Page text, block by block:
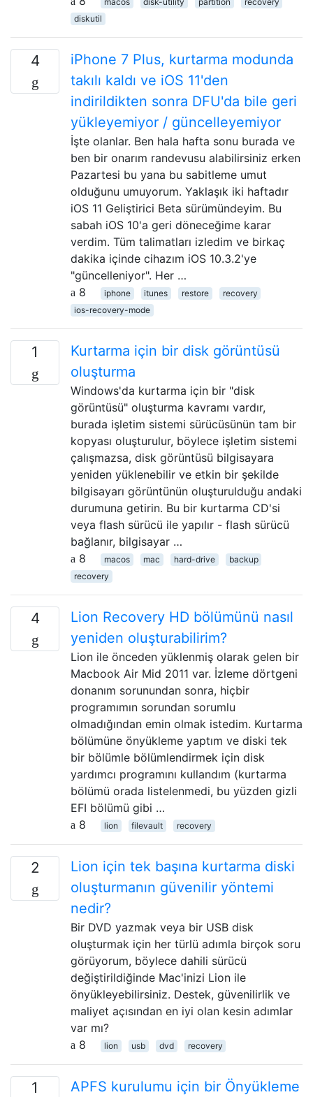
diskutil
4
iPhone 7 Plus, kurtarma modunda
takılı kaldı ve iOS 11'den
indirildikten sonra DFU'da bile geri
yükleyemiyor / güncelleyemiyor
İşte olanlar. Ben hala hafta sonu burada ve
ben bir onarım randevusu alabilirsiniz erken
Pazartesi bu yana bu sabitleme umut
olduğunu umuyorum. Yaklaşık iki haftadır
iOS 11 Geliştirici Beta sürümündeyim. Bu
sabah iOS 10'a geri döneceğime karar
verdim. Tüm talimatları izledim ve birkaç
dakika içinde cihazım iOS 10.3.2'ye
"güncelleniyor". Her …
8
iphone itunes restore
recovery
ios-recovery-mode
1
Kurtarma için bir disk görüntüsü
oluşturma
Windows'da kurtarma için bir "disk
görüntüsü" oluşturma kavramı vardır,
burada işletim sistemi sürücüsünün tam bir
kopyası oluşturulur, böylece işletim sistemi
çalışmazsa, disk görüntüsü bilgisayara
yeniden yüklenebilir ve etkin bir şekilde
bilgisayarı görüntünün oluşturulduğu andaki
durumuna getirin. Bu bir kurtarma CD'si
veya flash sürücü ile yapılır - flash sürücü
bağlanır, bilgisayar …
8
macos mac hard-drive
backup
recovery
4
Lion Recovery HD bölümünü nasıl
yeniden oluşturabilirim?
Lion ile önceden yüklenmiş olarak gelen bir
Macbook Air Mid 2011 var. İzleme dörtgeni
donanım sorunundan sonra, hiçbir
programımın sorundan sorumlu
olmadığından emin olmak istedim. Kurtarma
bölümüne önyükleme yaptım ve diski tek
bir bölümle bölümlendirmek için disk
yardımcı programını kullandım (kurtarma
bölümü orada listelenmedi, bu yüzden gizli
EFI bölümü gibi …
8
lion filevault recovery
2
Lion için tek başına kurtarma diski
oluşturmanın güvenilir yöntemi
nedir?
Bir DVD yazmak veya bir USB disk
oluşturmak için her türlü adımla birçok soru
görüyorum, böylece dahili sürücü
değiştirildiğinde Mac'inizi Lion ile
önyükleyebilirsiniz. Destek, güvenilirlik ve
maliyet açısından en iyi olan kesin adımlar
var mı?
8
lion usb dvd recovery
1
APFS kurulumu için bir Önyükleme